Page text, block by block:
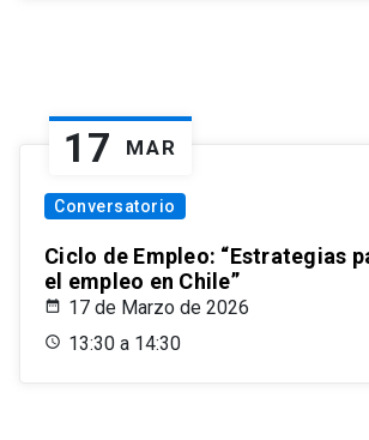
17 MAR
Conversatorio
Ciclo de Empleo: “Estrategias
el empleo en Chile”
17 de Marzo de 2026
13:30 a 14:30